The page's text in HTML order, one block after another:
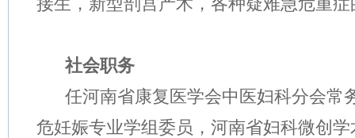
社会职务
任河南省康复医学会中医妇科分会常
危妊娠专业学组委员，河南省妇科微创